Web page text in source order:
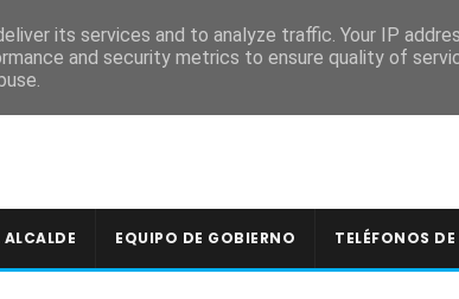
EQUIPO DE GOBIERNO TELÉFONOS
its services and to analyze traffic. Your IP
and security metrics to ensure quality of